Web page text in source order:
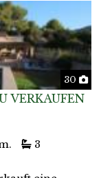
30 Fotos
VERKAUFEN
3